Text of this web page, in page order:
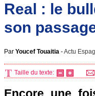
Real : le
son
Par Youcef Touaitia -Actu
Taille du texte: